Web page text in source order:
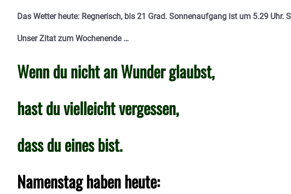
Das Wetter heute: Regnerisch, bis 21 Grad. Sonnenaufgang ist um 5.29 Uhr.
Unser Zitat zum Wochenende …
Wenn du nicht an Wunder glaubst,
hast du vielleicht vergessen,
dass du eines bist.
Namenstag haben heute: